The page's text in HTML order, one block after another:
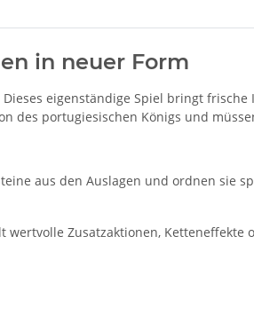
in neuer Form
eigenständige Spiel bringt
des portugiesischen Königs und
aus den Auslagen und ordnen sie
Zusatzaktionen, Ketteneffekte